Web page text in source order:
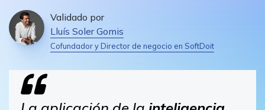
Validado por
Lluís Soler Gomis
Cofundador y Director de negocio en SoftDoit